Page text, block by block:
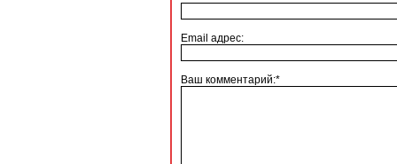
Email адрес:
Ваш комментарий:*